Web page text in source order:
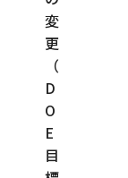
変
更
（
D
O
E
目